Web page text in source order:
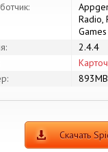
Radio,
Games
2.4.4
893MB
Скачать